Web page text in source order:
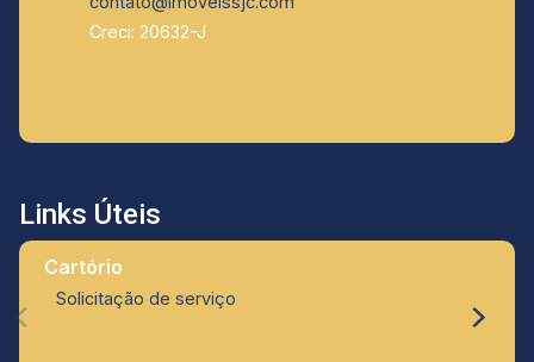
Creci: 20632-J
Links Úteis
Cartório
Solicitação de serviço